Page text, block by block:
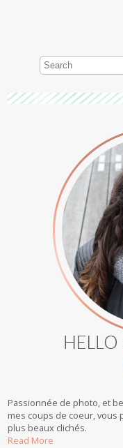
Passionnée de photo, et
mes coups de coeur, vous
plus beaux clichés.
Read More